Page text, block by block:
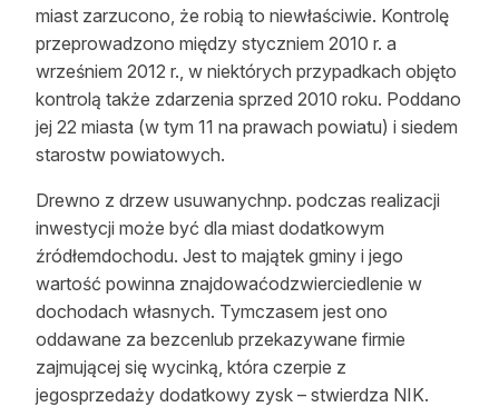
Z zagranicy
Edukacja
Lasy prywatne
O nas
100 lat „Lasu Polskiego”
Prenumerata
Reklama
Zostań autorem
miast zarzucono, że robią to niewłaściwie. Kontrolę
przeprowadzono między styczniem 2010 r. a
wrześniem 2012 r., w niektórych przypadkach objęto
kontrolą także zdarzenia sprzed 2010 roku. Poddano
jej 22 miasta (w tym 11 na prawach powiatu) i siedem
starostw powiatowych.
Drewno z drzew usuwanychnp. podczas realizacji
inwestycji może być dla miast dodatkowym
źródłemdochodu. Jest to majątek gminy i jego
wartość powinna znajdowaćodzwierciedlenie w
dochodach własnych. Tymczasem jest ono
oddawane za bezcenlub przekazywane firmie
zajmującej się wycinką, która czerpie z
jegosprzedaży dodatkowy zysk – stwierdza NIK.